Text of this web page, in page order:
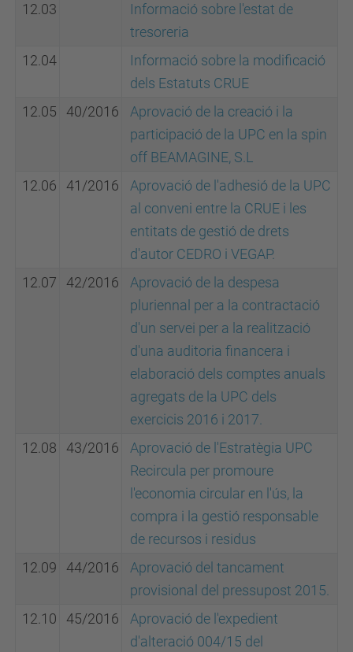
12.03
Informació sobre l'estat de
tresoreria
12.04
Informació sobre la modificació
dels Estatuts CRUE
12.05
40/2016
Aprovació de la creació i la
participació de la UPC en la spin
off BEAMAGINE, S.L
12.06
41/2016
Aprovació de l'adhesió de la UPC
al conveni entre la CRUE i les
entitats de gestió de drets
d'autor CEDRO i VEGAP.
12.07
42/2016
Aprovació de la despesa
pluriennal per a la contractació
d'un servei per a la realització
d'una auditoria financera i
elaboració dels comptes anuals
agregats de la UPC dels
exercicis 2016 i 2017.
12.08
43/2016
Aprovació de l'Estratègia UPC
Recircula per promoure
l'economia circular en l'ús, la
compra i la gestió responsable
de recursos i residus
12.09
44/2016
Aprovació del tancament
provisional del pressupost 2015.
12.10
45/2016
Aprovació de l'expedient
d'alteració 004/15 del